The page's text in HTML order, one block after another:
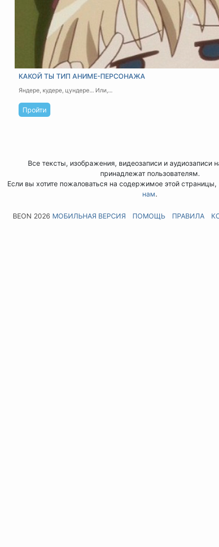
КАКОЙ ТЫ ТИП АНИМЕ-ПЕРСОНАЖА
Яндере, кудере, цундере... Или,...
Пройти
Все тексты, изображения, видеозаписи и аудиозаписи
принадлежат пользователям.
Если вы хотите пожаловаться на содержимое этой
нам.
BEON 2026 МОБИЛЬНАЯ ВЕРСИЯ ПОМОЩЬ ПРАВИЛА